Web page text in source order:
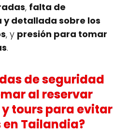
, falta de
detallada sobre los
, y presión para tomar
.
de seguridad
al reservar
tours para evitar
Tailandia?